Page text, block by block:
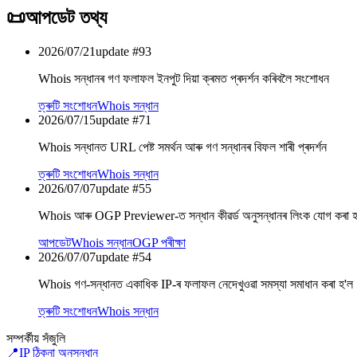
📜আপডেট তথ্য
2026/07/21update #93
Whois সন্ধানৰ গণ ফলাফল ইনপুট দিয়া ক্ৰমত প্ৰদৰ্শন কৰিবলৈ সংশোধন
ত্ৰুটি সংশোধনWhois সন্ধান
2026/07/15update #71
Whois সন্ধানত URL পেষ্ট সমৰ্থন আৰু গণ সন্ধানৰ বিফল শাৰী প্ৰদৰ্শন
ত্ৰুটি সংশোধনWhois সন্ধান
2026/07/07update #55
Whois আৰু OGP Previewer-ত সন্ধান কীৱৰ্ড অনুসন্ধানৰ লিংক যোগ কৰা
আপডেটWhois সন্ধানOGP পৰীক্ষা
2026/07/07update #54
Whois গণ-সন্ধানত একাধিক IP-ৰ ফলাফল নেদেখুওৱা সমস্যা সমাধান কৰা হ'ল
ত্ৰুটি সংশোধনWhois সন্ধান
সম্পৰ্কীয় সঁজুলি
📍IP ঠিকনা অনুসন্ধান